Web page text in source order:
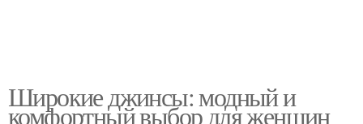
Широкие джинсы: модный и
комфортный выбор для женщин